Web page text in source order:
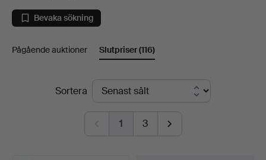
RA
Auktionsverket
Bevaka sökning
Pågående auktioner Slutpriser(116)
SlutpriserSortera
1 3